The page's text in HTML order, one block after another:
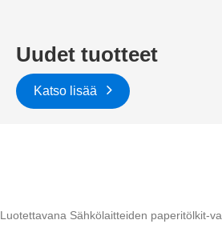
Uudet tuotteet
Katso lisää
Luotettavana Sähkölaitteiden paperitölkit-